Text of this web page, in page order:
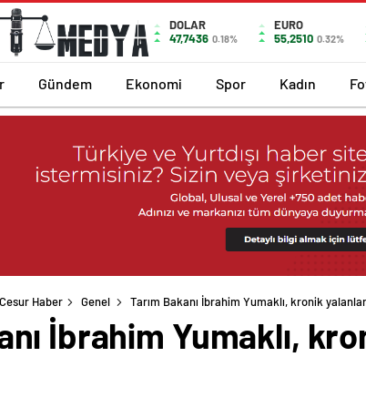
DOLAR
47,7436 0.18%
EURO
55,2510 0.32%
Gündem Ekonomi Spor Kadın
Haber Genel Tarım Bakanı İbrahim Yumaklı, kronik
İbrahim Yumaklı,